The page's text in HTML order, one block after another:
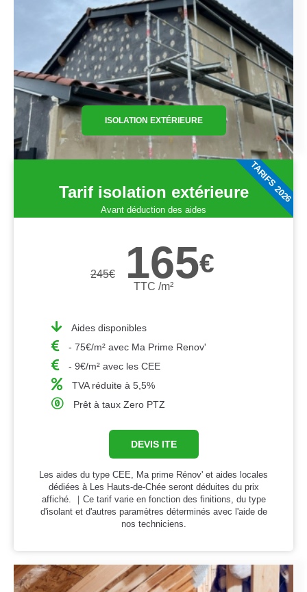
ISOLATION EXTÉRIEURE
Tarif isolation extérieure
Avant déduction des aides
245€ 165€
TTC /m²
Aides disponibles
- 75€/m² avec Ma Prime Renov'
- 9€/m² avec les CEE
TVA réduite à 5,5%
Prêt à taux Zero PTZ
DEVIS ITE
Les aides du type CEE, Ma prime Rénov' et aides locales
dédiées à Les Hauts-de-Chée seront déduites du prix
affiché. ｜Ce tarif varie en fonction des finitions, du type
d'isolant et d'autres paramètres déterminés avec l'aide de
nos techniciens.
TARIFS 2026